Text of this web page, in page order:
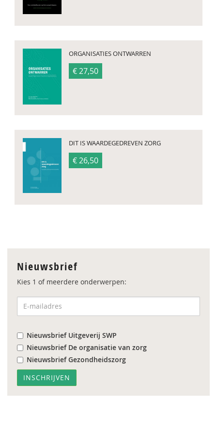
ORGANISATIES ONTWARREN
€ 27,50
DIT IS WAARDEGEDREVEN ZORG
€ 26,50
Nieuwsbrief
Kies 1 of meerdere onderwerpen:
Nieuwsbrief Uitgeverij SWP
Nieuwsbrief De organisatie van zorg
Nieuwsbrief Gezondheidszorg